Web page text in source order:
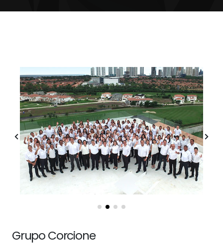
Grupo Corcione